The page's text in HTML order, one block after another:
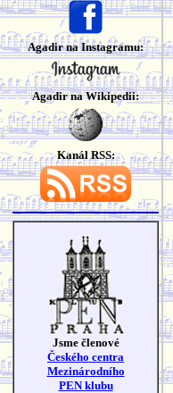
Agadir na Instagramu:
Agadir na Wikipedii:
Kanál RSS:
Jsme členové
Českého centra
Mezinárodního
PEN klubu